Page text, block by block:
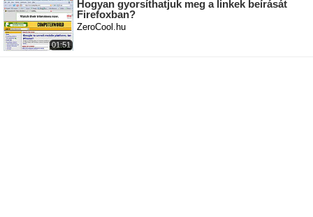
01:51
Hogyan gyorsíthatjuk meg a linkek beírását
Firefoxban?
ZeroCool.hu